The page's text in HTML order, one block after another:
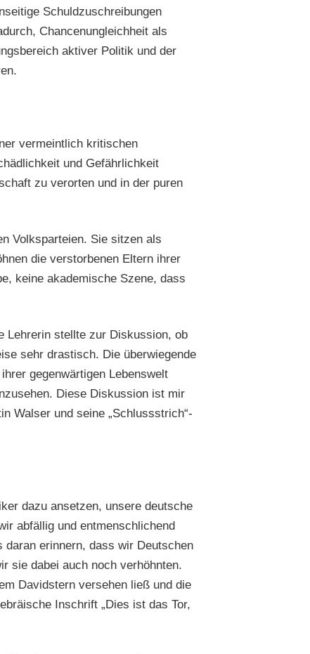
Schuldzuschreibungen
Chancenungleichheit als
aktiver Politik und der
vermeintlich kritischen
und Gefährlichkeit
zu verorten und in der puren
Volksparteien. Sie sitzen als
die verstorbenen Eltern ihrer
keine akademische Szene, dass
Lehrerin stellte zur Diskussion, ob
sehr drastisch. Die überwiegende
gegenwärtigen Lebenswelt
Diese Diskussion ist mir
Walser und seine „Schlussstrich“-
dazu ansetzen, unsere deutsche
abfällig und entmenschlichend
daran erinnern, dass wir Deutschen
sie dabei auch noch verhöhnten.
Davidstern versehen ließ und die
Inschrift „Dies ist das Tor,